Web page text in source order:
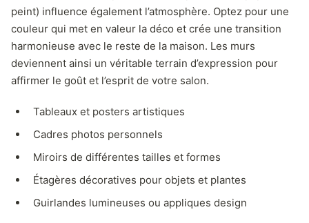
peint) influence également l’atmosphère. Optez pour une
couleur qui met en valeur la déco et crée une transition
harmonieuse avec le reste de la maison. Les murs
deviennent ainsi un véritable terrain d’expression pour
affirmer le goût et l’esprit de votre salon.
Tableaux et posters artistiques
Cadres photos personnels
Miroirs de différentes tailles et formes
Étagères décoratives pour objets et plantes
Guirlandes lumineuses ou appliques design